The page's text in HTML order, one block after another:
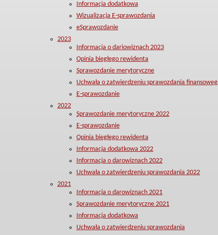
Informacja dodatkowa
Wizualizacja E-sprawozdania
eSprawozdanie
2023
Informacja o dariowiznach 2023
Opinia biegłego rewidenta
Sprawozdanie merytoryczne
Uchwała o zatwierdzeniu sprawozdania
E-sprawozdanie
2022
Sprawozdanie merytoryczne 2022
E-sprawozdanie
Opinia biegłego rewidenta
Informacja dodatkowa 2022
Informacja o darowiznach 2022
Uchwała o zatwierdzeniu sprawozdania 2022
2021
Informacja o darowiznach 2021
Sprawozdanie merytoryczne 2021
Informacja dodatkowa
Uchwała o zatwierdzeniu sprawozdania